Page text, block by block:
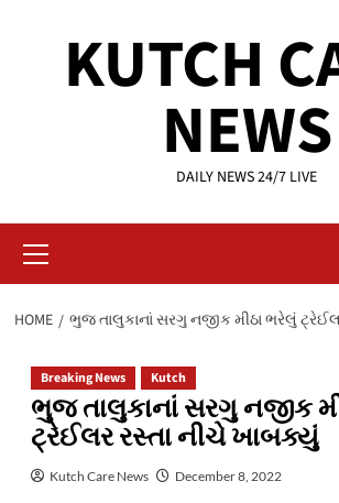
KUTCH
NEWS
DAILY NEWS 24/7 LIVE
Menu
HOME ભુજ તાલુકાનાં સરગુ નજીક મીઠા ભરેલું
Breaking News Kutch
ભુજ તાલુકાનાં સરગુ નજીક
ટ્રેઈલર રસ્તા નીચે ખાબક્યું
Kutch Care News December 8, 2022